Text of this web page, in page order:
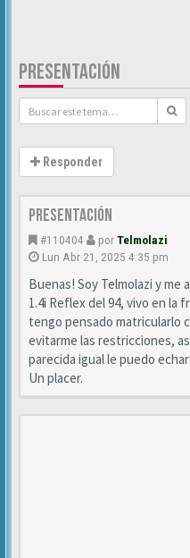
PRESENTACIÓN
Responder
Presentación
#110404 porTelmolazi
Lun Abr 21, 2025 4:35 pm
Buenas! Soy Telmolazi y me
1.4i Reflex del 94, vivo en la
tengo pensado matricularlo
evitarme las restricciones,
parecida igual le puedo
Un placer.